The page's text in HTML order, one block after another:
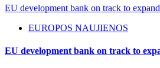
EU development bank on track to
EUROPOS NAUJIENOS
EU development bank on track to